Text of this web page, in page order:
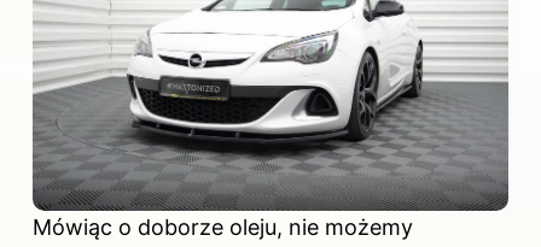
Mówiąc o doborze oleju, nie możemy